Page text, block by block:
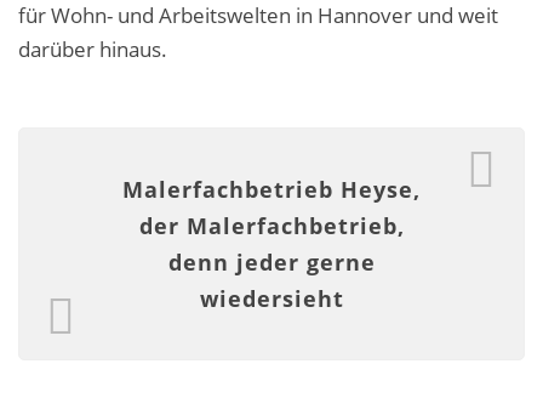
Wärmedämmung / WDVS
Service ›
Entspannter Urlaubsservice
für Wohn- und Arbeitswelten in Hannover und weit
darüber hinaus.
Malerfachbetrieb Heyse,
der Malerfachbetrieb,
denn jeder gerne
wiedersieht